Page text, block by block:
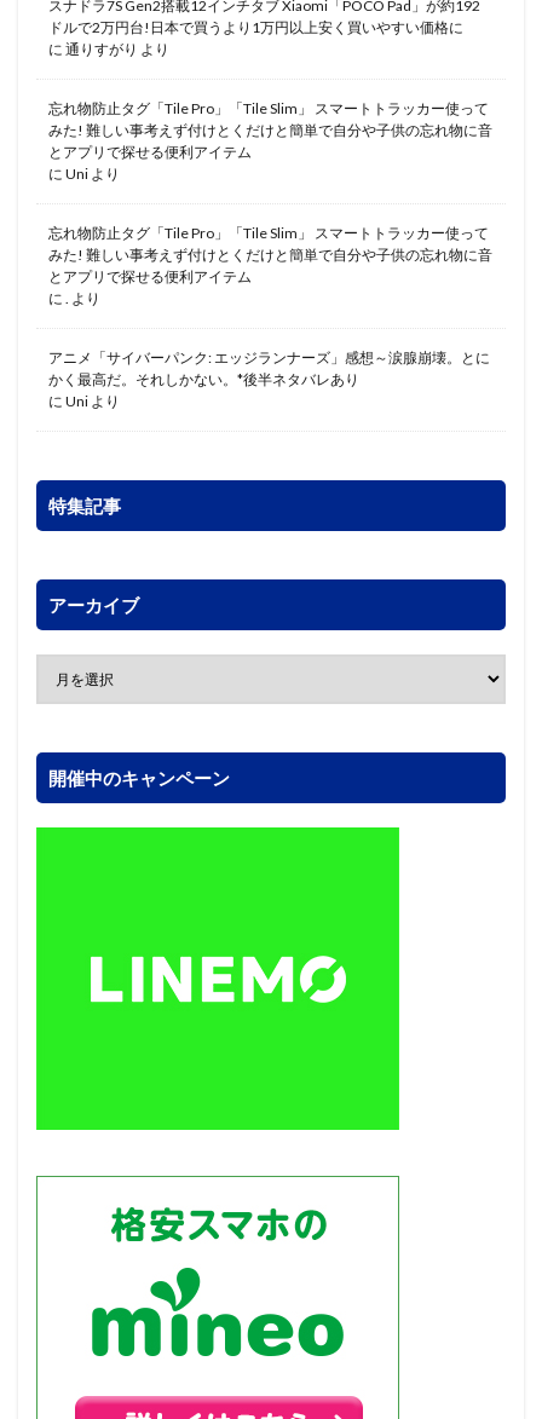
スナドラ7S Gen2搭載12インチタブ Xiaomi「POCO Pad」が約192
ドルで2万円台!日本で買うより1万円以上安く買いやすい価格に
に 通りすがり より
忘れ物防止タグ「Tile Pro」「Tile Slim」 スマートトラッカー使って
みた! 難しい事考えず付けとくだけと簡単で自分や子供の忘れ物に音
とアプリで探せる便利アイテム
に Uni より
忘れ物防止タグ「Tile Pro」「Tile Slim」 スマートトラッカー使って
みた! 難しい事考えず付けとくだけと簡単で自分や子供の忘れ物に音
とアプリで探せる便利アイテム
に . より
アニメ「サイバーパンク: エッジランナーズ」感想～涙腺崩壊。とに
かく最高だ。それしかない。*後半ネタバレあり
に Uni より
特集記事
アーカイブ
開催中のキャンペーン